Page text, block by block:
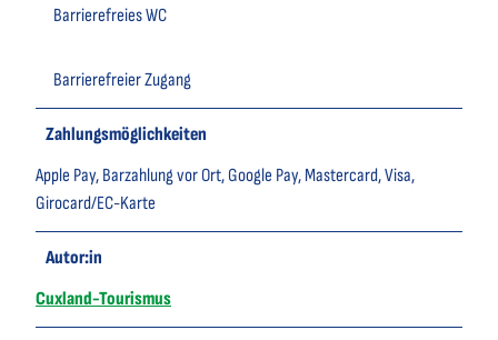
Barrierefreies WC
Barrierefreier Zugang
Zahlungsmöglichkeiten
Apple Pay, Barzahlung vor Ort, Google Pay, Mastercard, Visa,
Girocard/EC-Karte
Autor:in
Cuxland-Tourismus